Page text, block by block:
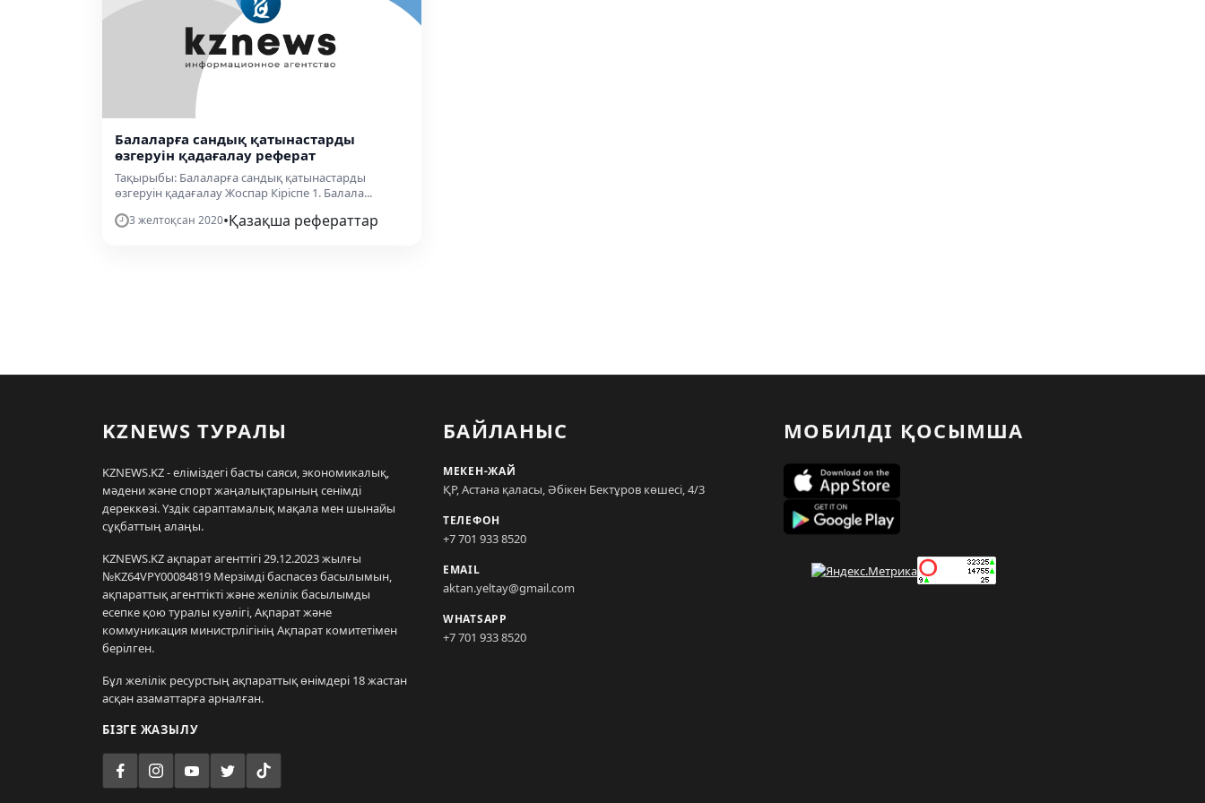
Балаларға сандық қатынастарды
өзгеруін қадағалау реферат
Тақырыбы: Балаларға сандық қатынастарды
өзгеруін қадағалау Жоспар Кіріспе 1. Балала...
3 желтоқсан 2020•Қазақша рефераттар
KZNEWS ТУРАЛЫ
KZNEWS.KZ - еліміздегі басты саяси, экономикалық,
мәдени және спорт жаңалықтарының сенімді
дереккөзі. Үздік сараптамалық мақала мен шынайы
сұқбаттың алаңы.
KZNEWS.KZ ақпарат агенттігі 29.12.2023 жылғы
№KZ64VPY00084819 Мерзімді баспасөз басылымын,
ақпараттық агенттікті және желілік басылымды
есепке қою туралы куәлігі, Ақпарат және
коммуникация министрлігінің Ақпарат комитетімен
берілген.
Бұл желілік ресурстың ақпараттық өнімдері 18 жастан
асқан азаматтарға арналған.
БІЗГЕ ЖАЗЫЛУ
БАЙЛАНЫС
МЕКЕН-ЖАЙ
ҚР, Астана қаласы, Әбікен Бектұров көшесі, 4/3
ТЕЛЕФОН
+7 701 933 8520
EMAIL
aktan.yeltay@gmail.com
WHATSAPP
+7 701 933 8520
МОБИЛДІ ҚОСЫМША